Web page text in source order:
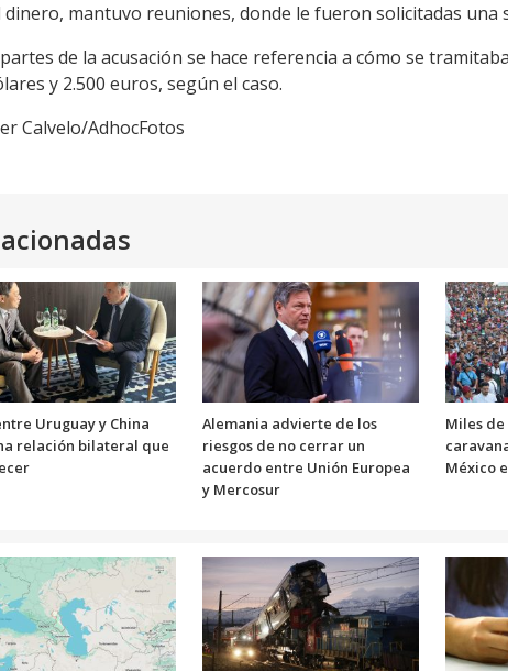
dinero, mantuvo reuniones, donde le fueron solicitadas una
de la acusación se hace referencia a cómo se
y 2.500 euros, según el caso.
Calvelo/AdhocFotos
Uruguay y China
relación bilateral que
Alemania advierte de los
riesgos de no cerrar un
acuerdo entre Unión Europea
y Mercosur
Miles
México